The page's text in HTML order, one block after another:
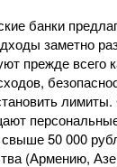
банки
заметно
прежде всего
50 000
(Армению,